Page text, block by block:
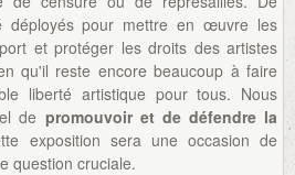
déployés pour mettre en œuvre les
et protéger les droits des artistes
qu'il reste encore beaucoup à faire
liberté artistique pour tous. Nous
de promouvoir et de défendre la
exposition sera une occasion de
question cruciale.